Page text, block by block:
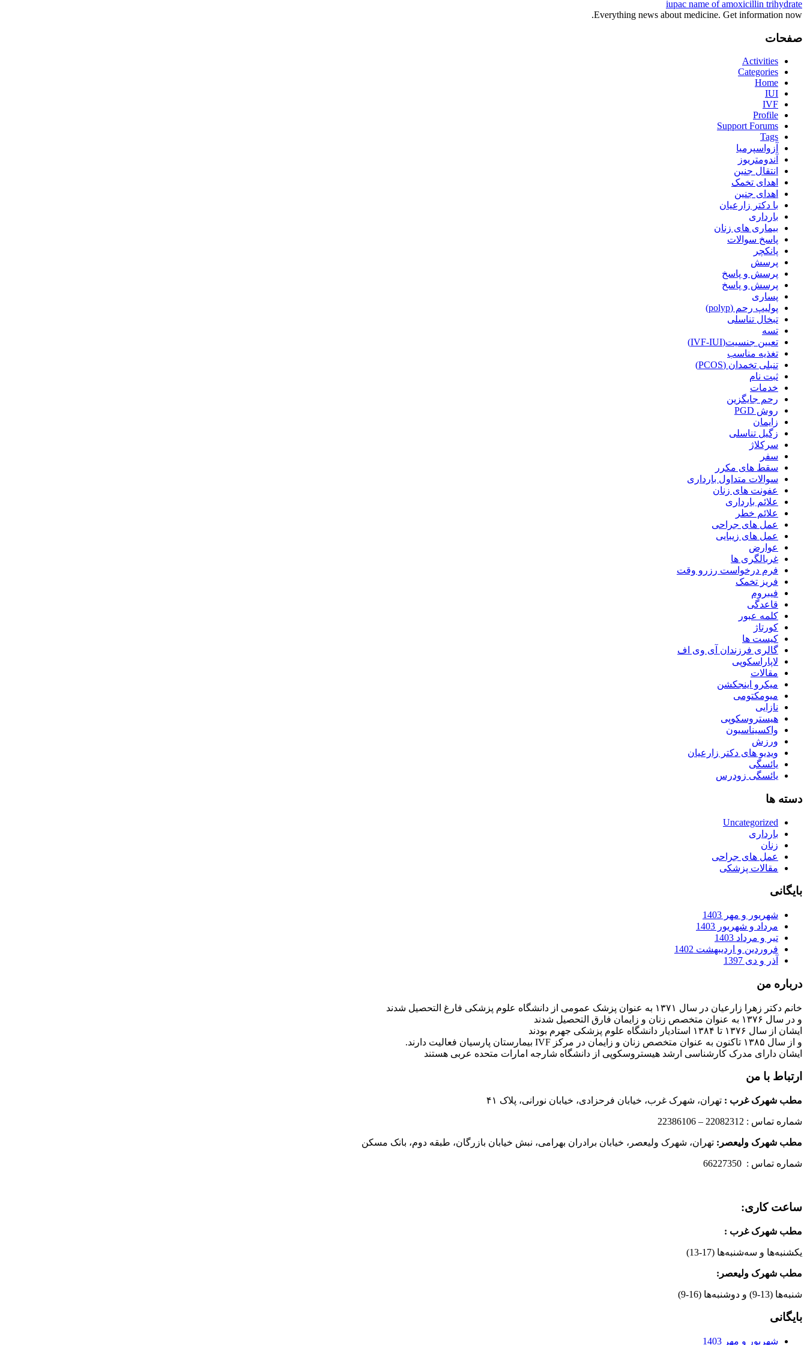
iupac name of amoxicillin trihydrate
Everything news about medicine. Get information now.
صفحات
Activities
Categories
Home
IUI
IVF
Profile
Support Forums
Tags
آزواسپرمیا
آندومتریوز
انتقال جنین
اهدای تخمک
اهدای جنین
با دکتر زارعیان
بارداری
بیماری های زنان
پاسخ سوالات
پانکچر
پرسش
پرسش و پاسخ
پرسش و پاسخ
پساری
پولیپ رحم (polyp)
تبخال تناسلی
تسه
تعیین جنسیت(IVF-IUI)
تغذیه مناسب
تنبلی تخمدان (PCOS)
ثبت نام
خدمات
رحم جایگزین
روش PGD
زایمان
زگیل تناسلی
سرکلاژ
سفر
سقط های مکرر
سوالات متداول بارداری
عفونت های زنان
علائم بارداری
علائم خطر
عمل های جراحی
عمل های زیبایی
عوارض
غربالگری ها
فرم درخواست رزرو وقت
فریز تخمک
فیبروم
قاعدگی
کلمه عبور
کورتاژ
کیست ها
گالری فرزندان آی وی اف
لاپاراسکوپی
مقالات
میکرو اینجکشن
میومکتومی
نازایی
هیستروسکوپی
واکسیناسیون
ورزش
ویدیو های دکتر زارعیان
یائسگی
یائسگی زودرس
دسته ها
Uncategorized
بارداری
زنان
عمل های جراحی
مقالات پزشکی
بایگانی
شهریور و مهر 1403
مرداد و شهریور 1403
تیر و مرداد 1403
فروردین و اردیبهشت 1402
آذر و دی 1397
درباره من
خانم دکتر زهرا زارعیان در سال ۱۳۷۱ به عنوان پزشک عمومی از دانشگاه علوم پزشکی فارغ التحصیل شدند
و در سال ۱۳۷۶ به عنوان متخصص زنان و زایمان فارق التحصیل شدند
ایشان از سال ۱۳۷۶ تا ۱۳۸۴ استادیار دانشگاه علوم پزشکی جهرم بودند
و از سال ۱۳۸۵ تاکنون به عنوان متخصص زنان و زایمان در مرکز IVF بیمارستان پارسیان فعالیت دارند.
ایشان دارای مدرک کارشناسی ارشد هیستروسکوپی از دانشگاه شارجه امارات متحده عربی هستند
ارتباط با من
مطب شهرک غرب : تهران، شهرک غرب، خیابان فرحزادی، خیابان نورانی، پلاک ۴۱
شماره تماس : 22082312 – 22386106
مطب شهرک ولیعصر: تهران، شهرک ولیعصر، خیابان برادران بهرامی، نبش خیابان بازرگان، طبقه دوم، بانک مسکن
شماره تماس : 66227350
ساعت کاری:
مطب شهرک غرب :
یکشنبه‌ها و سه‌شنبه‌ها (17-13)
مطب شهرک ولیعصر:
شنبه‌ها (13-9) و دوشنبه‌ها (16-9)
بایگانی
شهریور و مهر 1403